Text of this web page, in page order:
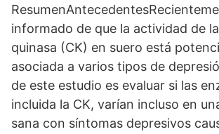
informado de que la actividad de
quinasa (CK) en suero está
asociada a varios tipos de
de este estudio es evaluar si las
incluida la CK, varían incluso en
sana con síntomas depresivos